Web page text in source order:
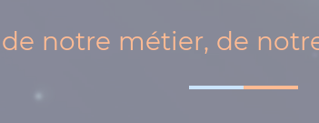
notre métier, de